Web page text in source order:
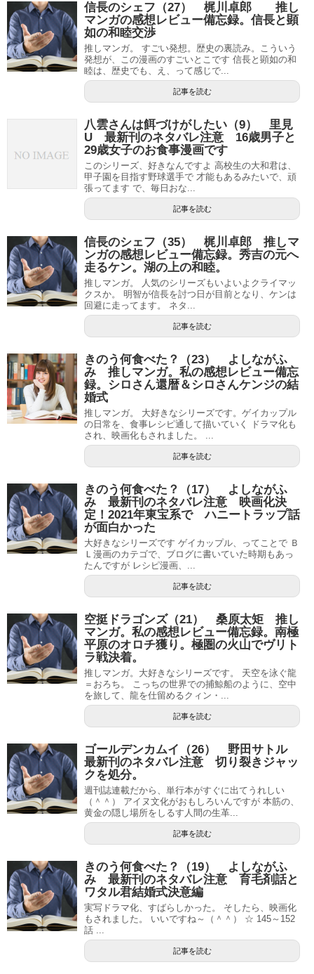
信長のシェフ（27） 梶川卓郎 推し
マンガの感想レビュー備忘録。信長と顕
如の和睦交渉
推しマンガ。 すごい発想。歴史の裏読み。こういう
発想が、この漫画のすごいとこです 信長と顕如の和
睦は、歴史でも、え、って感じで...
記事を読む
八雲さんは餌づけがしたい（9） 里見
U 最新刊のネタバレ注意 16歳男子と
29歳女子のお食事漫画です
このシリーズ、好きなんですよ 高校生の大和君は、
甲子園を目指す野球選手で 才能もあるみたいで、頑
張ってます で、毎日おな...
記事を読む
信長のシェフ（35） 梶川卓郎 推しマ
ンガの感想レビュー備忘録。秀吉の元へ
走るケン。湖の上の和睦。
推しマンガ。 人気のシリーズもいよいよクライマッ
クスか。 明智が信長を討つ日が目前となり、ケンは
回避に走ってます。 ネタ...
記事を読む
きのう何食べた？（23） よしながふ
み 推しマンガ。私の感想レビュー備忘
録。シロさん還暦＆シロさんケンジの結
婚式
推しマンガ。 大好きなシリーズです。ゲイカップル
の日常を、食事レシピ通して描いていく ドラマ化も
され、映画化もされました。 ...
記事を読む
きのう何食べた？（17） よしながふ
み 最新刊のネタバレ注意 映画化決
定！2021年東宝系で ハニートラップ話
が面白かった
大好きなシリーズです ゲイカップル、ってことで Ｂ
Ｌ漫画のカテゴで、ブログに書いていた時期もあっ
たんですが レシピ漫画、...
記事を読む
空挺ドラゴンズ（21） 桑原太矩 推し
マンガ。私の感想レビュー備忘録。南極
平原のオロチ獲り。極圏の火山でヴリト
ラ戦決着。
推しマンガ。大好きなシリーズです。 天空を泳ぐ龍
＝おろち。 こっちの世界での捕鯨船のように、空中
を旅して、龍を仕留めるクィン・...
記事を読む
ゴールデンカムイ（26） 野田サトル
最新刊のネタバレ注意 切り裂きジャッ
クを処分。
週刊誌連載だから、単行本がすぐに出てうれしい
（＾＾） アイヌ文化がおもしろいんですが 本筋の、
黄金の隠し場所をしるす人間の生革...
記事を読む
きのう何食べた？（19） よしながふ
み 最新刊のネタバレ注意 育毛剤話と
ワタル君結婚式決意編
実写ドラマ化、すばらしかった。 そしたら、映画化
もされました。 いいですね～（＾＾） ☆ 145～152
話 ...
記事を読む